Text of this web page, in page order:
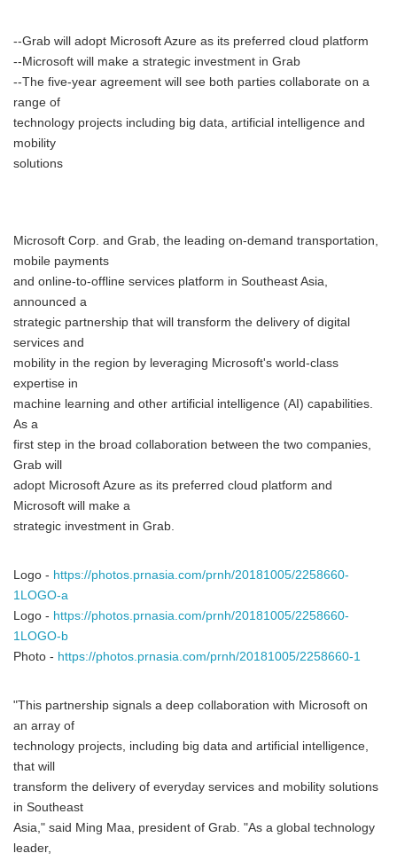
--Grab will adopt Microsoft Azure as its preferred cloud platform
--Microsoft will make a strategic investment in Grab
--The five-year agreement will see both parties collaborate on a
range of
technology projects including big data, artificial intelligence and
mobility
solutions
Microsoft Corp. and Grab, the leading on-demand transportation,
mobile payments
and online-to-offline services platform in Southeast Asia,
announced a
strategic partnership that will transform the delivery of digital
services and
mobility in the region by leveraging Microsoft's world-class
expertise in
machine learning and other artificial intelligence (AI) capabilities.
As a
first step in the broad collaboration between the two companies,
Grab will
adopt Microsoft Azure as its preferred cloud platform and
Microsoft will make a
strategic investment in Grab.
Logo - https://photos.prnasia.com/prnh/20181005/2258660-
1LOGO-a
Logo - https://photos.prnasia.com/prnh/20181005/2258660-
1LOGO-b
Photo - https://photos.prnasia.com/prnh/20181005/2258660-1
"This partnership signals a deep collaboration with Microsoft on
an array of
technology projects, including big data and artificial intelligence,
that will
transform the delivery of everyday services and mobility solutions
in Southeast
Asia," said Ming Maa, president of Grab. "As a global technology
leader,